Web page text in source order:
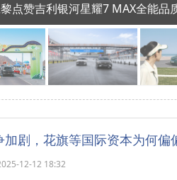
点赞吉利银河星耀7 MAX全能品
加剧，花旗等国际资本为何偏
12-12 18:32